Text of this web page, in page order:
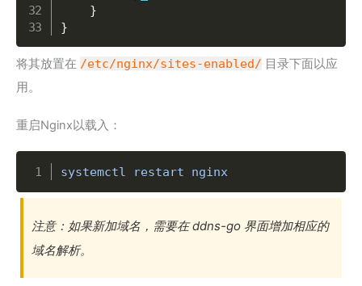
}
}
将其放置在 /etc/nginx/sites-enabled/ 目录下面以应
用。
重启Nginx以载入：
systemctl restart nginx
注意：如果新加域名，需要在 ddns-go 界面增加相应的
域名解析。